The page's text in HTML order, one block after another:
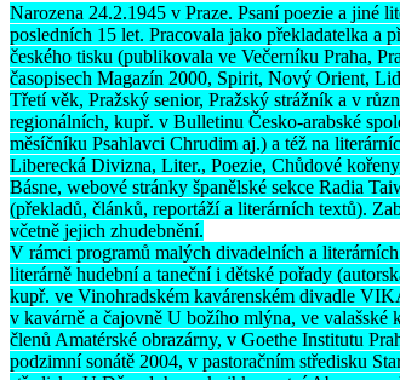
Narozena 24.2.1945 v Praze. Psaní poezie a jiné
posledních 15 let. Pracovala jako překladatelka a
českého tisku (publikovala ve Večerníku Praha,
časopisech Magazín 2000, Spirit, Nový Orient,
Třetí věk, Pražský senior, Pražský strážník a v
regionálních, kupř. v Bulletinu Česko-arabské
měsíčníku Psahlavci Chrudim aj.) a též na
Liberecká Divizna, Liter., Poezie, Chůdové
Básne, webové stránky španělské sekce Radia
(překladů, článků, reportáží a literárních textů).
včetně jejich zhudebnění.
V rámci programů malých divadelních a
literárně hudební a taneční i dětské pořady
kupř. ve Vinohradském kavárenském divadle
v kavárně a čajovně U božího mlýna, ve
členů Amatérské obrazárny, v Goethe Institutu
podzimní sonátě 2004, v pastoračním středisku